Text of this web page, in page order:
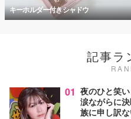
キーホルダー付きシャドウ
記事ラ
01 夜のひと笑
涙ながらに
族に申し訳